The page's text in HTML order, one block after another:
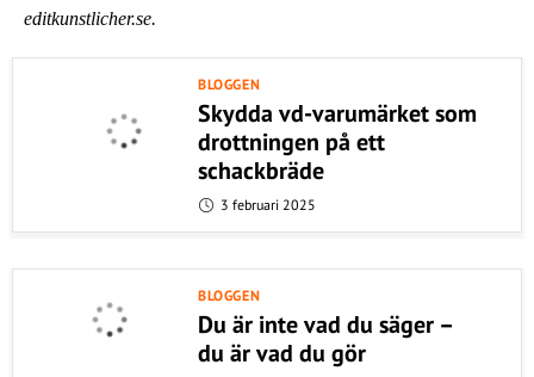
editkunstlicher.se.
BLOGGEN
Skydda vd-varumärket som
drottningen på ett
schackbräde
3 februari 2025
BLOGGEN
Du är inte vad du säger –
du är vad du gör